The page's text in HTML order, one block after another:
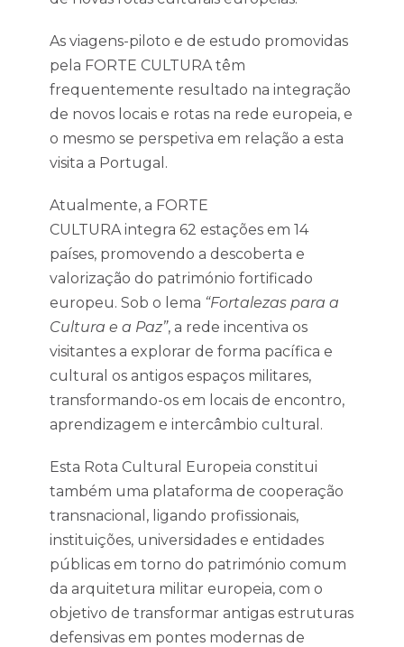
As viagens-piloto e de estudo promovidas
pela FORTE CULTURA têm
frequentemente resultado na integração
de novos locais e rotas na rede europeia, e
o mesmo se perspetiva em relação a esta
visita a Portugal.
Atualmente, a FORTE
CULTURA integra 62 estações em 14
países, promovendo a descoberta e
valorização do património fortificado
europeu. Sob o lema “Fortalezas para a
Cultura e a Paz”, a rede incentiva os
visitantes a explorar de forma pacífica e
cultural os antigos espaços militares,
transformando-os em locais de encontro,
aprendizagem e intercâmbio cultural.
Esta Rota Cultural Europeia constitui
também uma plataforma de cooperação
transnacional, ligando profissionais,
instituições, universidades e entidades
públicas em torno do património comum
da arquitetura militar europeia, com o
objetivo de transformar antigas estruturas
defensivas em pontes modernas de